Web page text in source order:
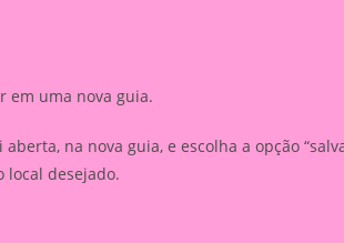
em uma nova guia.
na nova guia, e escolha a opção
local desejado.